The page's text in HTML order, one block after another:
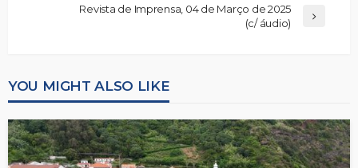
Revista de Imprensa, 04 de Março de 2025
(c/ áudio)
YOU MIGHT ALSO LIKE